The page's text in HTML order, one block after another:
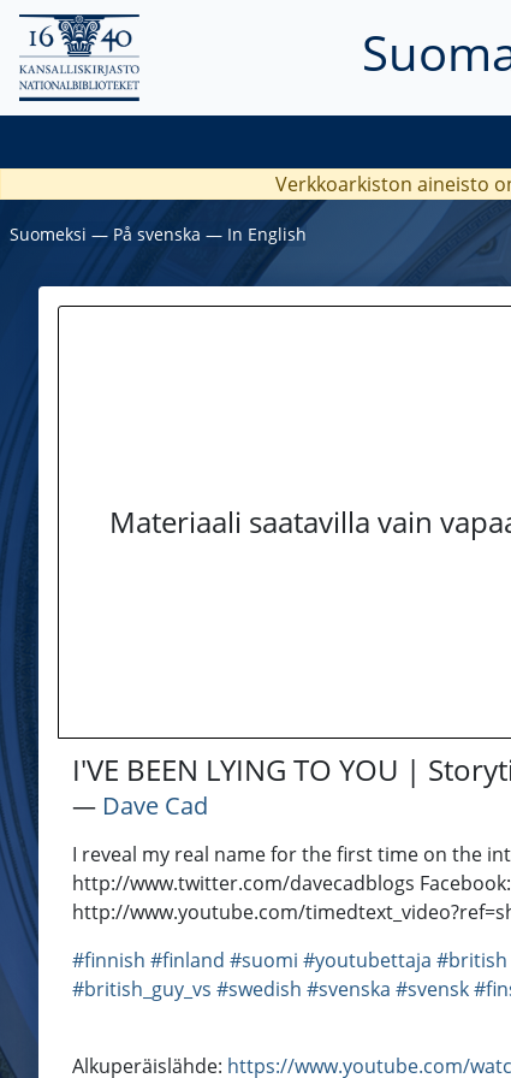
Verkkoarkiston aineisto
Suomeksi ― På svenska ― In English
Materiaali saatavilla vain
I'VE BEEN LYING TO YOU |
― Dave Cad
I reveal my real name for the first time on the
http://www.twitter.com/davecadblogs
http://www.youtube.com/
#finnish #finland #suomi #youtubettaja #british
#british_guy_vs #swedish #svenska #svensk
Alkuperäislähde: https://www.youtube.com/